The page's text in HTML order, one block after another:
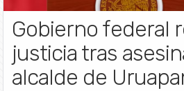
Gobierno federal
justicia tras
alcalde de